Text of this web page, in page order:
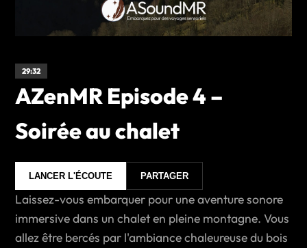
29:32
AZenMR Episode 4 –
Soirée au chalet
LANCER L'ÉCOUTE PARTAGER
Laissez-vous embarquer pour une aventure sonore
immersive dans un chalet en pleine montagne. Vous
allez être bercés par l'ambiance chaleureuse du bois